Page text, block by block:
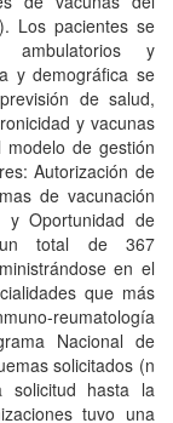
Los pacientes se
ambulatorios y
y demográfica se
de salud,
y vacunas
modelo de gestión
Autorización de
de vacunación
y Oportunidad de
un total de 367
en el
que más
reumatología
Nacional de
solicitados (n
hasta la
tuvo una